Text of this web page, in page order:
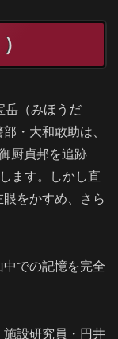
岳（みほうだ
・大和敢助は、
厨貞邦を追跡
ます。しかし直
をかすめ、さら
での記憶を完全
設研究員・円井